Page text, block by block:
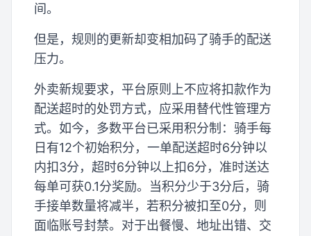
间。
但是，规则的更新却变相加码了骑手的配送
压力。
外卖新规要求，平台原则上不应将扣款作为
配送超时的处罚方式，应采用替代性管理方
式。如今，多数平台已采用积分制：骑手每
日有12个初始积分，一单配送超时6分钟以
内扣3分，超时6分钟以上扣6分，准时送达
每单可获0.1分奖励。当积分少于3分后，骑
手接单数量将减半，若积分被扣至0分，则
面临账号封禁。对于出餐慢、地址出错、交